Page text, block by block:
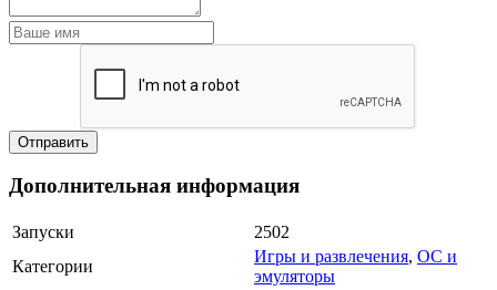
Дополнительная информация
Запуски
2502
Категории
Игры и развлечения, ОС и
эмуляторы